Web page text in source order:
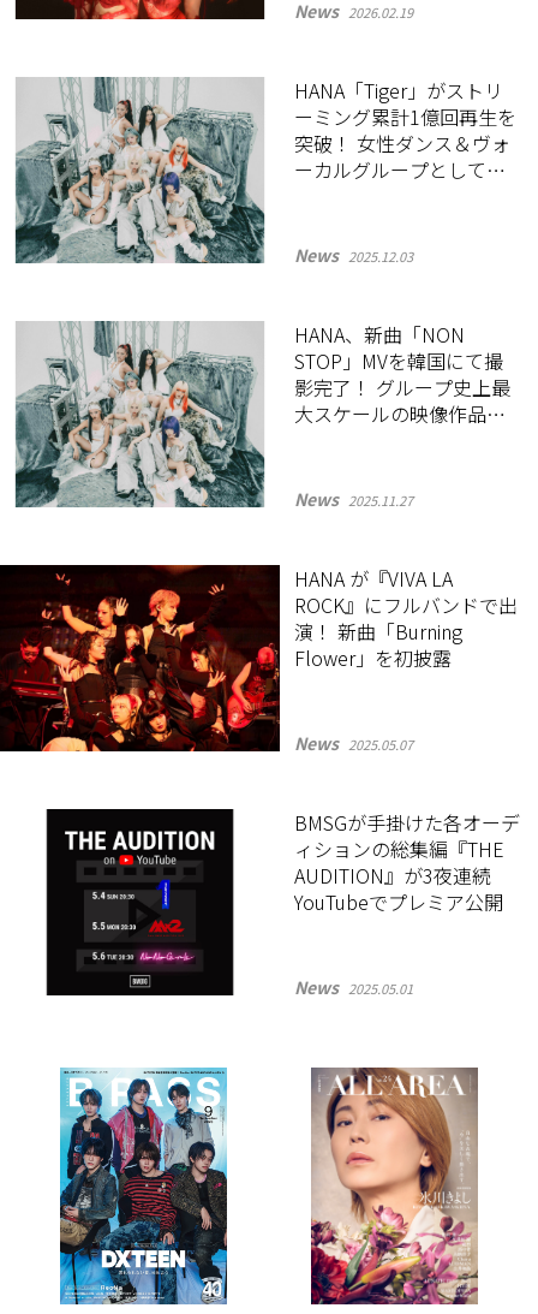
News 2026.02.19
HANA「Tiger」がストリ
ーミング累計1億回再生を
突破！ 女性ダンス＆ヴォ
ーカルグループとして史
News 2025.12.03
HANA、新曲「NON
STOP」MVを韓国にて撮
影完了！ グループ史上最
大スケールの映像作品が
News 2025.11.27
HANA が『VIVA LA
ROCK』にフルバンドで出
演！ 新曲「Burning
Flower」を初披露
News 2025.05.07
BMSGが手掛けた各オーデ
ィションの総集編『THE
AUDITION』が3夜連続
YouTubeでプレミア公開
News 2025.05.01